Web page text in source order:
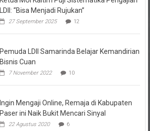
27 September 2025 12
Bisnis Cuan
7 November 2022
Paser ini Naik Bukit Mencari Sinyal
22 Agustus 2020 6